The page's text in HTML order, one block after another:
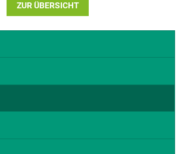
ZUR ÜBERSICHT